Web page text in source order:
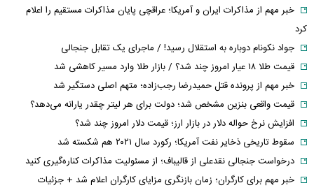
خبر مهم از مذاکرات ایران و آمریکا؛ عراقچی پایان مذاکرات مستقیم را اعلام
کرد
جواد نکونام دوباره به استقلال رسید! / ماجرای یک تقابل جنجالی
قیمت طلا ۱۸ عیار امروز چند شد؟ / بازار طلا وارد مسیر کاهشی شد
خبر مهم از پرونده قتل حمیدرضا رجب‌زاده؛ متهم اصلی دستگیر شد
قیمت واقعی بنزین مشخص شد؛ دولت برای هر لیتر چقدر یارانه می‌دهد؟
افزایش نرخ حواله دلار در بازار ارز؛ قیمت دلار امروز چند شد؟
سقوط تاریخی ذخایر نفت آمریکا؛ رکورد سال ۲۰۲۱ هم شکسته شد
درخواست جنجالی نقدعلی از قالیباف؛ از مسئولیت مذاکرات کناره‌گیری کنید
خبر مهم برای کارگران؛ زمان بازنگری مزایای کارگران اعلام شد + جزئیات